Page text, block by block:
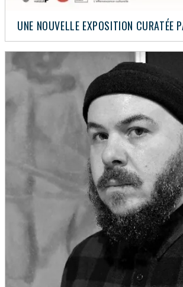
UNE NOUVELLE EXPOSITION CURATÉE